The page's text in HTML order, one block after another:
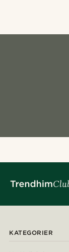
KATEGORIER